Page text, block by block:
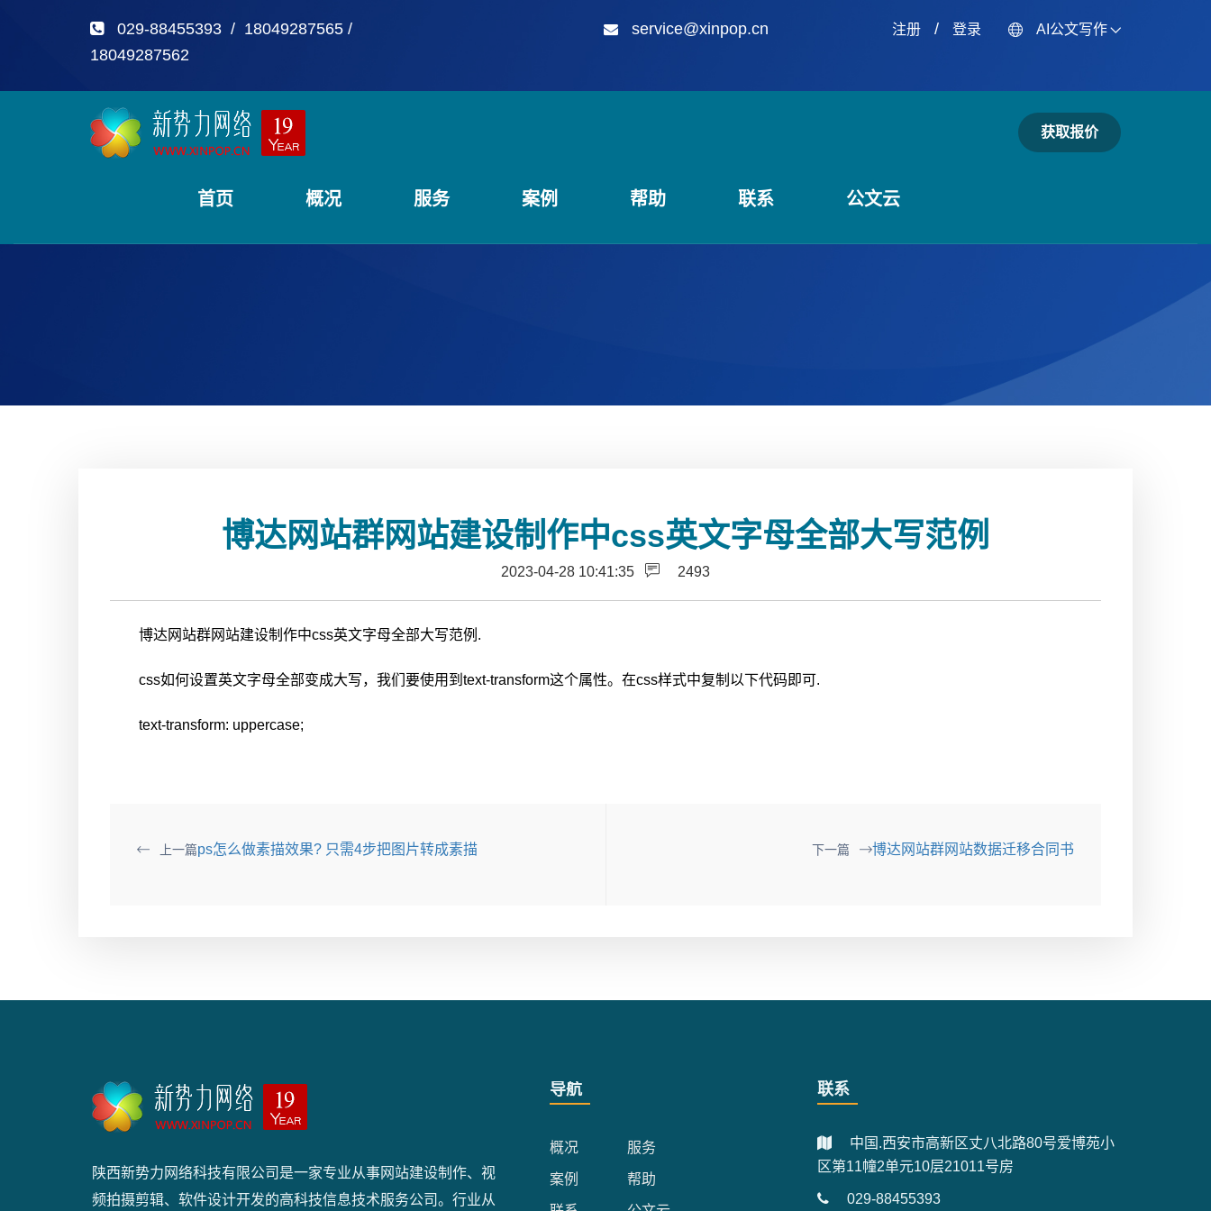
029-88455393 / 18049287565 /
18049287562
service@xinpop.cn 注册/ 登录 AI公文写作
首页 概况 服务 案例 帮助 联系 公文云
获取报价
博达网站群网站建设制作中css英文字母全部大写范例
2023-04-28 10:41:35 2493
博达网站群网站建设制作中css英文字母全部大写范例.
css如何设置英文字母全部变成大写，我们要使用到text-transform这个属性。在css样式中复制以下代码即可.
text-transform: uppercase;
上一篇ps怎么做素描效果?​ 只需4步把图片转成素描 下一篇 博达网站群网站数据迁移合同书
陕西新势力网络科技有限公司是一家专业从事网站建设制作、视
频拍摄剪辑、软件设计开发的高科技信息技术服务公司。行业从
导航
概况 服务
案例 帮助
联系
中国.西安市高新区丈八北路80号爱博苑小
区第11幢2单元10层21011号房
029-88455393